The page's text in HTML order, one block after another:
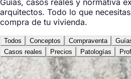
arquitectos. Todo lo que
compra de tu vivienda.
Todos Conceptos Compraventa
Casos reales
Precios Patologías